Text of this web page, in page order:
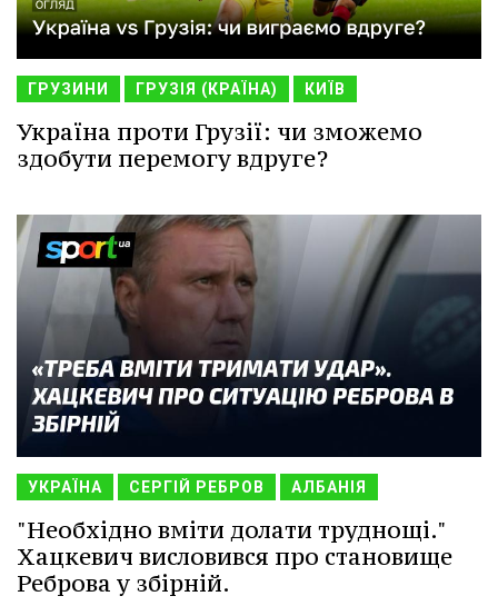
ГРУЗИНИ ГРУЗІЯ (КРАЇНА) КИЇВ
Україна проти Грузії: чи зможемо
здобути перемогу вдруге?
УКРАЇНА СЕРГІЙ РЕБРОВ АЛБАНІЯ
"Необхідно вміти долати труднощі."
Хацкевич висловився про становище
Реброва у збірній.